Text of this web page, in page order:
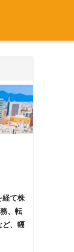
経て株
、転
ど、幅